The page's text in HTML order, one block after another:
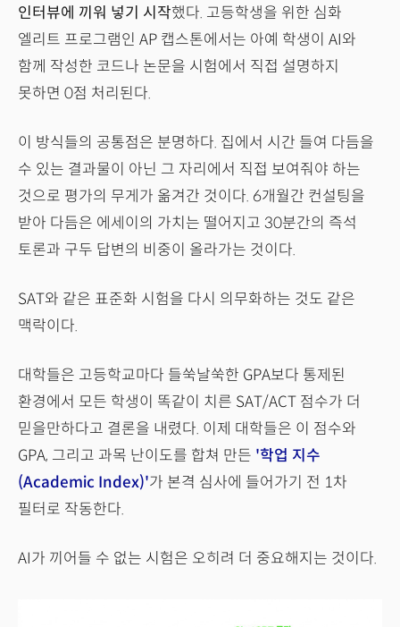
인터뷰에 끼워 넣기 시작했다. 고등학생을 위한 심화
엘리트 프로그램인 AP 캡스톤에서는 아예 학생이 AI와
함께 작성한 코드나 논문을 시험에서 직접 설명하지
못하면 0점 처리된다.
이 방식들의 공통점은 분명하다. 집에서 시간 들여 다듬을
수 있는 결과물이 아닌 그 자리에서 직접 보여줘야 하는
것으로 평가의 무게가 옮겨간 것이다. 6개월간 컨설팅을
받아 다듬은 에세이의 가치는 떨어지고 30분간의 즉석
토론과 구두 답변의 비중이 올라가는 것이다.
SAT와 같은 표준화 시험을 다시 의무화하는 것도 같은
맥락이다.
대학들은 고등학교마다 들쑥날쑥한 GPA보다 통제된
환경에서 모든 학생이 똑같이 치른 SAT/ACT 점수가 더
믿을만하다고 결론을 내렸다. 이제 대학들은 이 점수와
GPA, 그리고 과목 난이도를 합쳐 만든 '학업 지수
(Academic Index)'가 본격 심사에 들어가기 전 1차
필터로 작동한다.
AI가 끼어들 수 없는 시험은 오히려 더 중요해지는 것이다.